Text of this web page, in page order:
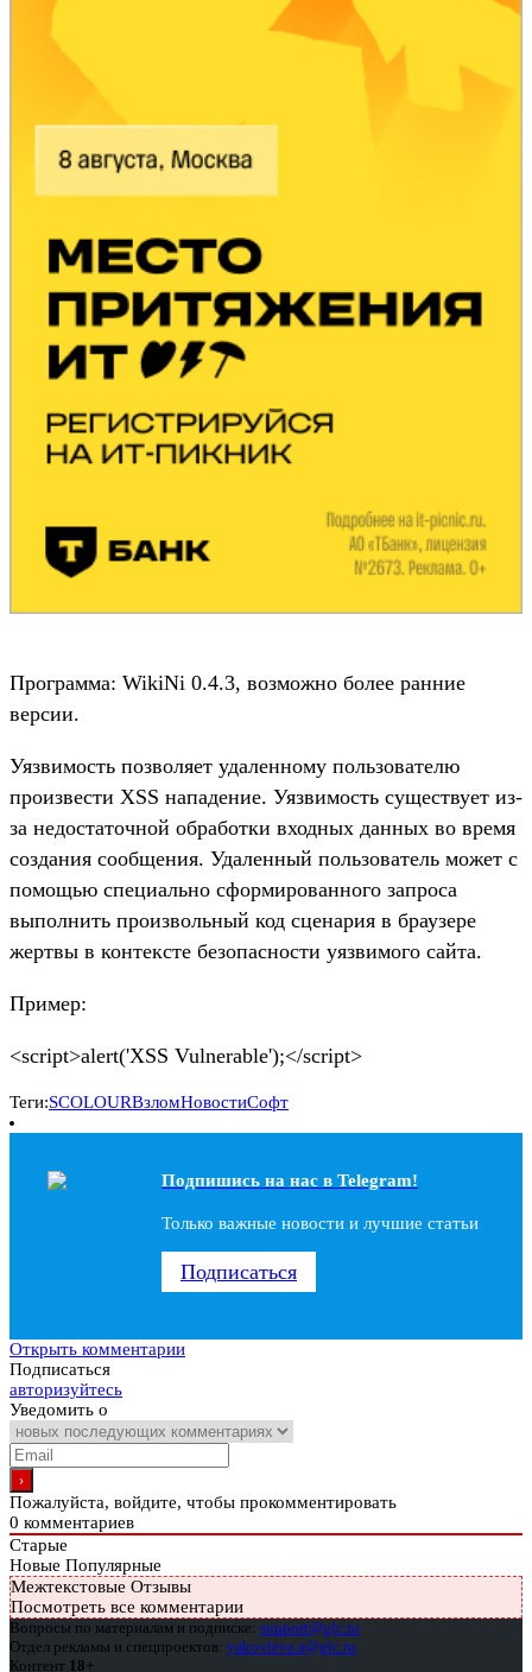
Программа: WikiNi 0.4.3, возможно более ранние
версии.
Уязвимость позволяет удаленному пользователю
произвести XSS нападение. Уязвимость существует из-
за недостаточной обработки входных данных во время
создания сообщения. Удаленный пользователь может с
помощью специально сформированного запроса
выполнить произвольный код сценария в браузере
жертвы в контексте безопасности уязвимого сайта.
Пример:
<script>alert('XSS Vulnerable');</script>
Теги:SCOLOURВзломНовостиСофт
Подпишись на наc в Telegram!
Только важные новости и лучшие статьи
Подписаться
Открыть комментарии
Подписаться
авторизуйтесь
Уведомить о
Пожалуйста, войдите, чтобы прокомментировать
0 комментариев
Старые
Новые Популярные
Межтекстовые Отзывы
Посмотреть все комментарии
Вопросы по материалам и подписке: support@glc.ru
Отдел рекламы и спецпроектов: yakovleva.a@glc.ru
Контент 18+